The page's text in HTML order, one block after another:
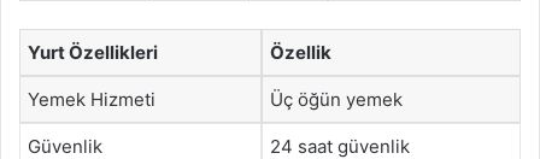
Yurt Özellikleri Özellik
Yemek Hizmeti Üç öğün yemek
Güvenlik 24 saat güvenlik